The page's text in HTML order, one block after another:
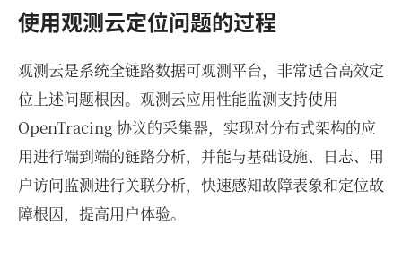
使用观测云定位问题的过程
观测云是系统全链路数据可观测平台，非常适合高效定
位上述问题根因。观测云应用性能监测支持使用
OpenTracing 协议的采集器，实现对分布式架构的应
用进行端到端的链路分析，并能与基础设施、日志、用
户访问监测进行关联分析，快速感知故障表象和定位故
障根因，提高用户体验。